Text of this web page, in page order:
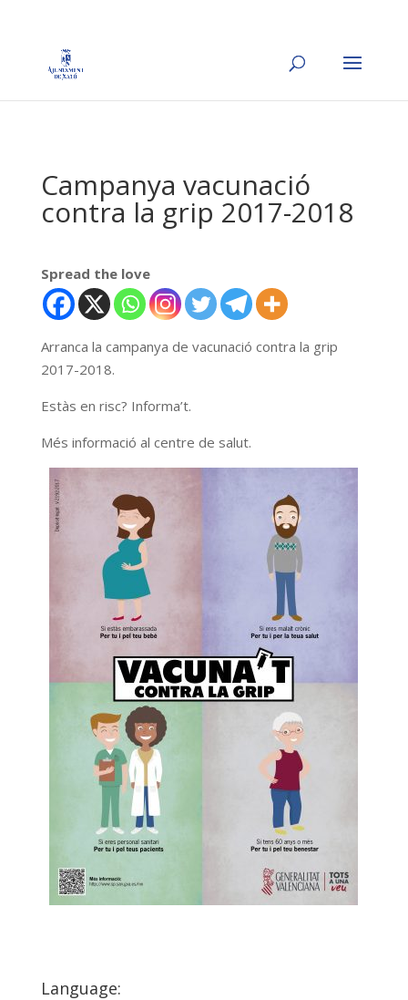
Campanya vacunació
contra la grip 2017-2018
Spread the love
Arranca la campanya de vacunació contra la grip
2017-2018.
Estàs en risc? Informa’t.
Més informació al centre de salut.
Language: